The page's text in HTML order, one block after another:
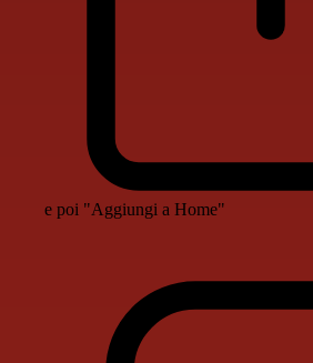
e poi "Aggiungi a Home"